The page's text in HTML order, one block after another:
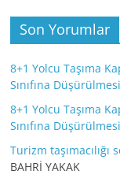
Son Yorumlar
8+1 Yolcu Taşıma
Sınıfına Düşürülmesi
8+1 Yolcu Taşıma
Sınıfına Düşürülmesi
Turizm taşımacılığı
BAHRİ YAKAK